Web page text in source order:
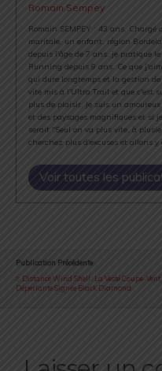
Romain Sempey
Romain SEMPEY : 43 ans,
maritale, un enfant, région
depuis l'âge de 7 ans, je pratique
Running depuis 9 ans. Ce que
qui dure longtemps et la gestion
vite mis à l'Ultra Trail et que c'est
plus de plaisir. Je suis un
et des paysages magnifiques et si
serait "Seul on va plus vite, à
cherchez plus d'excuses et allons y
Voir toutes les
Publication Précédente
Distance Wind Shell : La Veste Coupe-Vent
Déperlante Signée Black Diamond